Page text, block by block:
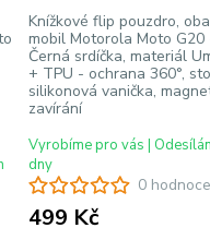
0
Knížkové flip pouzdro,
mobil Motorola Moto G20
Černá srdíčka, materiál
+ TPU - ochrana 360°,
silikonová vanička,
zavírání
499 Kč
Vyrobíme pro vás |
dny